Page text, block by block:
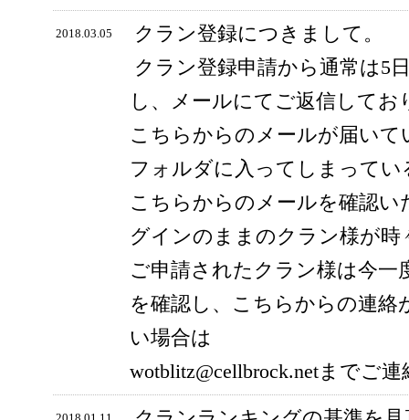
2018.03.05
クラン登録につきまして。
クラン登録申請から通常は5
し、メールにてご返信してお
こちらからのメールが届い
フォルダに入ってしまってい
こちらからのメールを確認
グインのままのクラン様が時
ご申請されたクラン様は今一
を確認し、こちらからの連
い場合は
wotblitz@cellbrock.netまでご